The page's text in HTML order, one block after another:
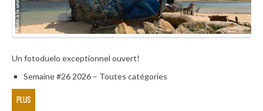
Un fotoduelo exceptionnel ouvert!
Semaine #26 2026 – Toutes catégories
PLUS